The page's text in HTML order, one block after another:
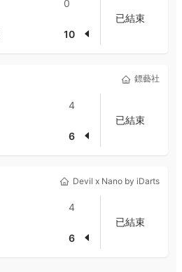
0
10
已結束
鏢藝社
4
6
已結束
Devil x Nano by iDarts
4
6
已結束